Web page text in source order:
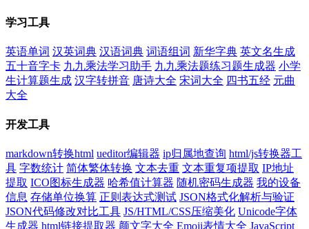
学习工具
英语单词 汉英词典 汉语词典 词语组词 新华字典 英文名生成
五十音字卡 九九乘法学习助手 九九乘法题练习题生成器 小学
生计算题生成 汉字转拼音 唐诗大全 宋词大全 四书五经 元曲
大全
开发工具
markdown转换html ueditor编辑器 ip归属地查询 html/js转换器工
具 字数统计 简体繁体转换 文本去重 文本重复项提取 IP地址
提取 ICO图标生成器 哈希值计算器 随机密码生成器 我的设备
信息 存储单位换算 正则表达式测试 JSON格式化解析与验证
JSON代码修改对比工具 JS/HTML/CSS压缩美化 Unicode字体
生成器 html链接提取器 颜文字大全 Emoji表情大全 JavaScript